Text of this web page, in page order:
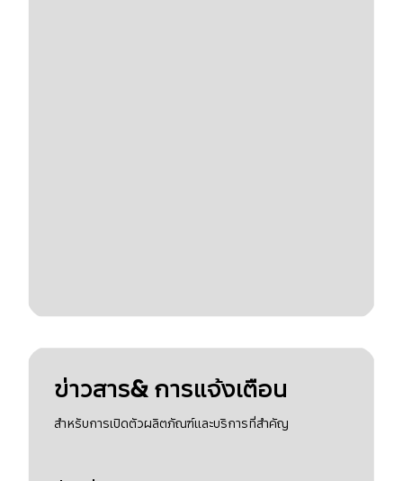
ข่าวสาร& การแจ้งเตือน
สำหรับการเปิดตัวผลิตภัณฑ์และบริการที่สำคัญ